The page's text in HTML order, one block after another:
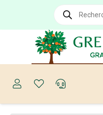
Recherche
produits